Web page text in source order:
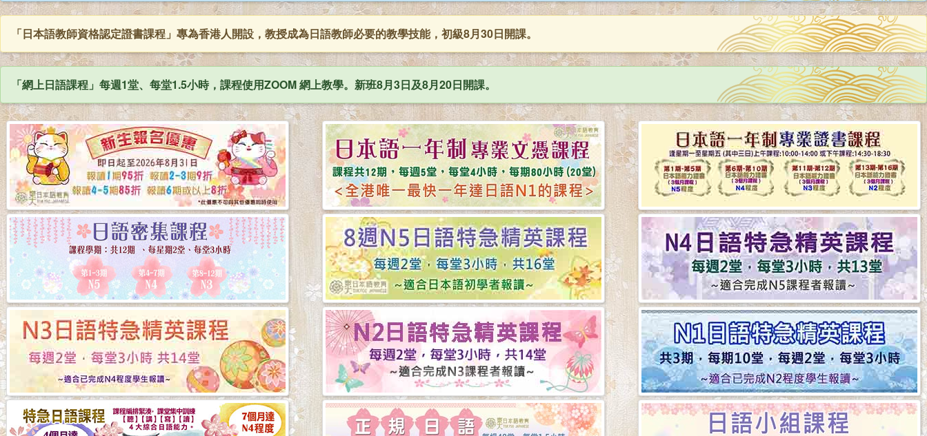
「日本語教師資格認定證書課程」專為香港人開設，教授成為日語教師必要的教學技能，初級8月30日開課。
「網上日語課程」每週1堂、每堂1.5小時，課程使用ZOOM 網上教學。新班8月3日及8月20日開課。